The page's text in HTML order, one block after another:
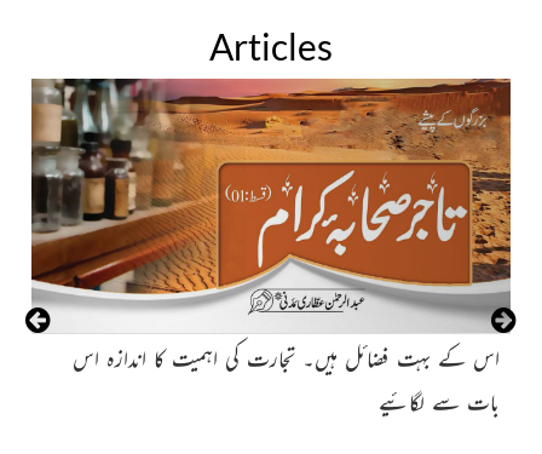
Articles
اس کے بہت فضائل ہیں۔ تجارت کی اہمیت کا اندازہ اس
بات سے لگائیے